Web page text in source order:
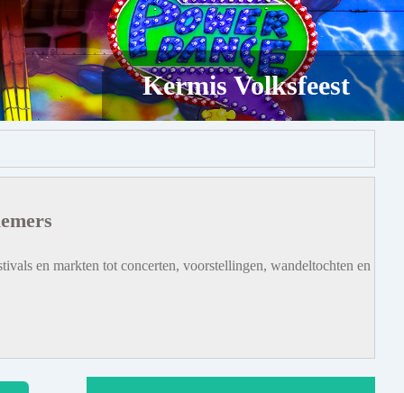
Kermis Volksfeest
en markten tot concerten, voorstellingen, wandeltochten en